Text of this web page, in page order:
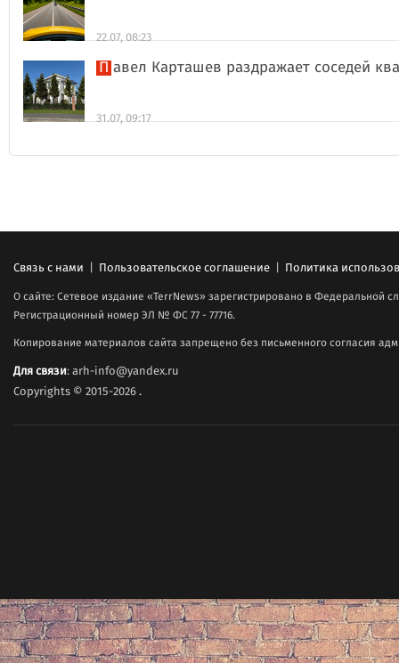
22.07, 08:23
Павел Карташев раздражает соседей
31.07, 09:17
Связь с нами | Пользовательское соглашение | Политика
О сайте: Сетевое издание «TerrNews» зарегистрировано в Федеральной
Регистрационный номер ЭЛ № ФС 77 - 77716.
Копирование материалов сайта запрещено без письменного согласия
Для связи: arh-info@yandex.ru
Copyrights © 2015-2026.